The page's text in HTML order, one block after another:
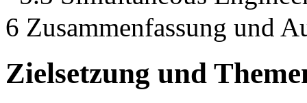
6 Zusammenfassung und
Zielsetzung und